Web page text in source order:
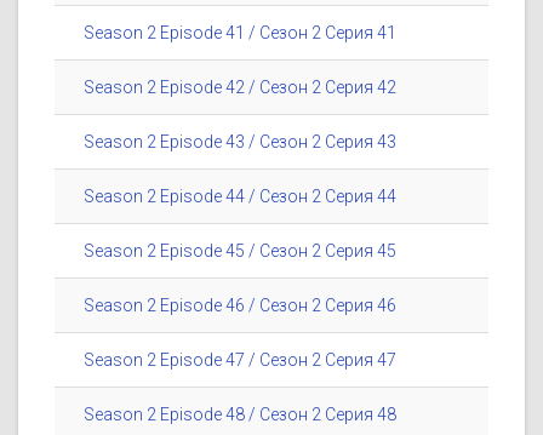
Season 2 Episode 41 / Сезон 2 Серия 41
Season 2 Episode 42 / Сезон 2 Серия 42
Season 2 Episode 43 / Сезон 2 Серия 43
Season 2 Episode 44 / Сезон 2 Серия 44
Season 2 Episode 45 / Сезон 2 Серия 45
Season 2 Episode 46 / Сезон 2 Серия 46
Season 2 Episode 47 / Сезон 2 Серия 47
Season 2 Episode 48 / Сезон 2 Серия 48